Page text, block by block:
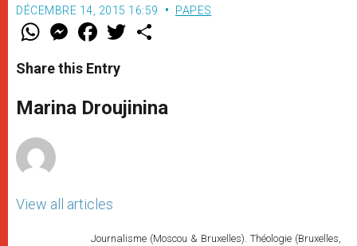
DÉCEMBRE 14, 2015 16:59 PAPES
W
t
s
p
p
M
e
s
e
g
e
F
a
e
b
o
k
w
r
Share this Entry
Marina Droujinina
View all articles
Journalisme (Moscou & Bruxelles). Théologie (Bruxelles,